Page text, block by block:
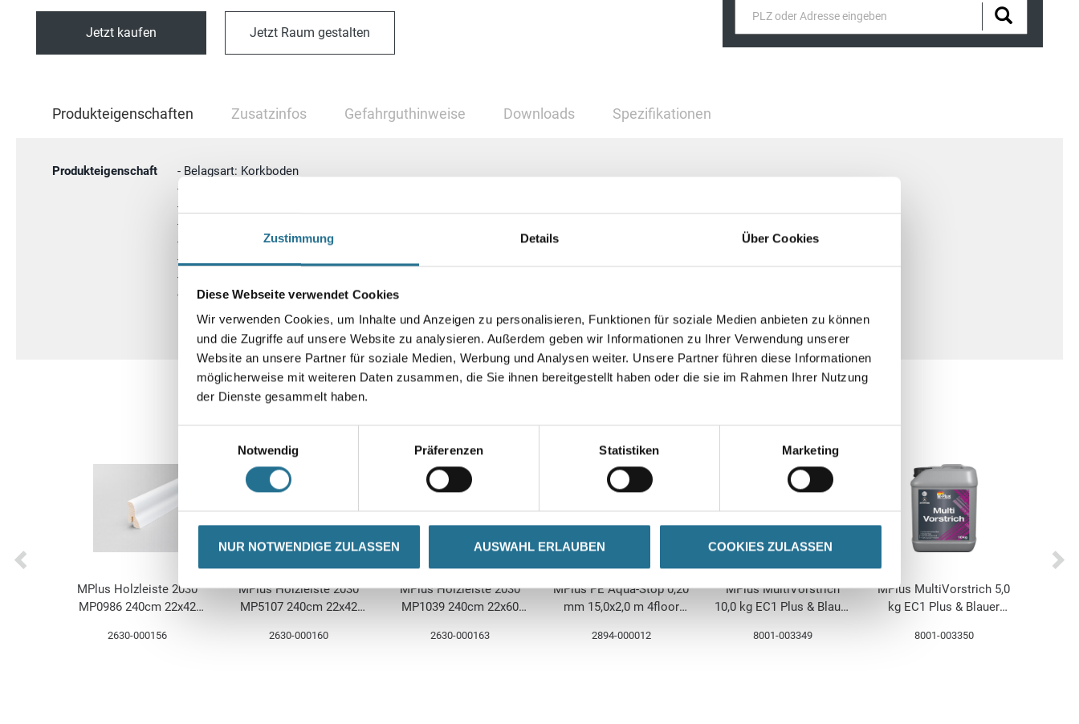
Zustimmung Details Über Cookies
Diese Webseite verwendet Cookies
Wir verwenden Cookies, um Inhalte und Anzeigen zu personalisieren, Funktionen für soziale Medien anbieten zu können
und die Zugriffe auf unsere Website zu analysieren. Außerdem geben wir Informationen zu Ihrer Verwendung unserer
Website an unsere Partner für soziale Medien, Werbung und Analysen weiter. Unsere Partner führen diese Informationen
möglicherweise mit weiteren Daten zusammen, die Sie ihnen bereitgestellt haben oder die sie im Rahmen Ihrer Nutzung
der Dienste gesammelt haben.
Notwendig
Präferenzen Statistiken Marketing
NUR NOTWENDIGE ZULASSEN AUSWAHL ERLAUBEN COOKIES ZULASSEN
Jetzt kaufen Jetzt Raum gestalten
Current
Produkteigenschaften Zusatzinfos Gefahrguthinweise Downloads Spezifikationen
Produkteigenschaft
- Belagsart: Korkboden
- Abmessung: 91,5 x 30,5 cm
- Inhalt: 1,953 m²
- Brandverhalten: Cfl-s1
- Resteindruckverhalten: max 0,25 mm
- Trittschallverbesserung: 18 dB
- Fußbodenheizung: geeignet
- Gesamtstärke: 10,5 mm
MPlus Holzleiste 2030
MP0986 240cm 22x42
geschwungen
2630-000156
MPlus Holzleiste 2030
MP5107 240cm 22x42
geschwungen
2630-000160
MPlus Holzleiste 2030
MP1039 240cm 22x60
geschwungen
2630-000163
MPlus PE Aqua-Stop 0,20
mm 15,0x2,0 m 4floor
2894-000012
MPlus MultiVorstrich
10,0 kg EC1 Plus & Blauer
8001-003349
MPlus MultiVorstrich 5,0
kg EC1 Plus & Blauer
8001-003350